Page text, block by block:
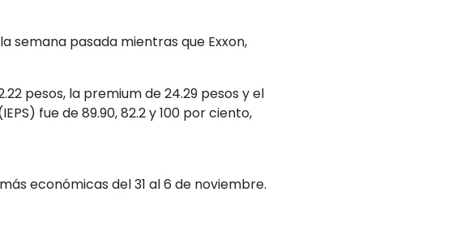
semana pasada mientras que Exxon,
pesos, la premium de 24.29 pesos y el
fue de 89.90, 82.2 y 100 por ciento,
económicas del 31 al 6 de noviembre.